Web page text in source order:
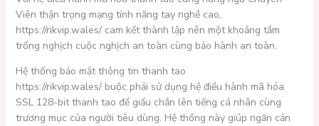
Viên thận trọng mạng tính năng tay nghề cao,
https://rikvip.wales/ cam kết thành lập nên một khoảng tầm
trống nghịch cuộc nghịch an toàn cùng bảo hành an toàn.
Hệ thống bảo mật thông tin thanh tao
https://rikvip.wales/ buộc phải sử dụng hệ điều hành mã hóa
SSL 128-bit thanh tao để giấu chắn lên tiếng cá nhân cùng
trương mục của người tiêu dùng. Hệ thống này giúp ngăn cản